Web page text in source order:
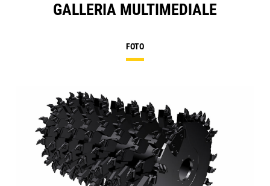
GALLERIA MULTIMEDIALE
FOTO